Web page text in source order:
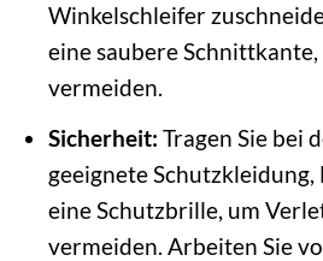
Winkelschleifer
eine saubere
vermeiden.
Sicherheit: Tragen Sie bei
geeignete Schutzkleidung,
eine Schutzbrille, um
vermeiden. Arbeiten Sie